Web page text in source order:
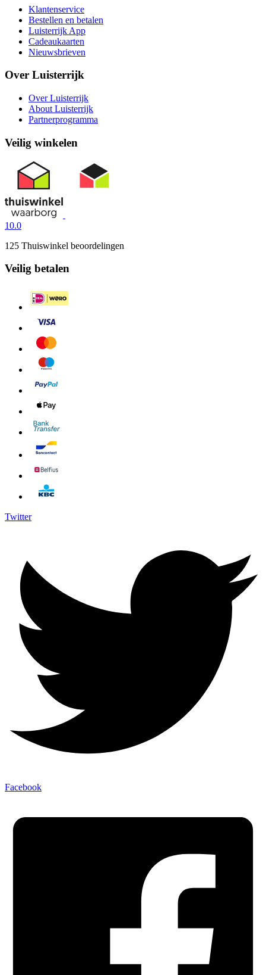
Klantenservice
Bestellen en betalen
Luisterrijk App
Cadeaukaarten
Nieuwsbrieven
Over Luisterrijk
Over Luisterrijk
About Luisterrijk
Partnerprogramma
Veilig winkelen
10.0
125 Thuiswinkel beoordelingen
Veilig betalen
Twitter
Facebook